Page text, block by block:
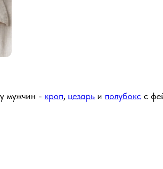
мужчин - кроп, цезарь и полубокс с